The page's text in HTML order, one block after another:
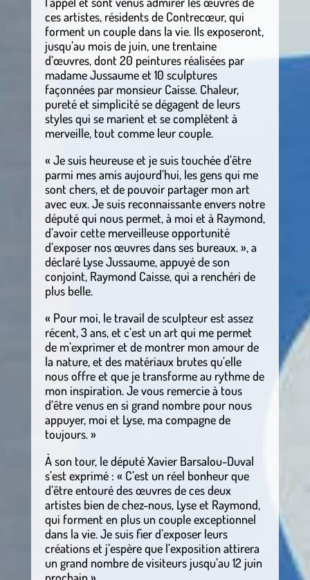
ces artistes, résidents de Contrecœur, qui
forment un couple dans la vie. Ils exposeront,
jusqu’au mois de juin, une trentaine
d’œuvres, dont 20 peintures réalisées par
madame Jussaume et 10 sculptures
façonnées par monsieur Caisse. Chaleur,
pureté et simplicité se dégagent de leurs
styles qui se marient et se complètent à
merveille, tout comme leur couple.
« Je suis heureuse et je suis touchée d’être
parmi mes amis aujourd’hui, les gens qui me
sont chers, et de pouvoir partager mon art
avec eux. Je suis reconnaissante envers notre
député qui nous permet, à moi et à Raymond,
d’avoir cette merveilleuse opportunité
d’exposer nos œuvres dans ses bureaux. », a
déclaré Lyse Jussaume, appuyé de son
conjoint, Raymond Caisse, qui a renchéri de
plus belle.
« Pour moi, le travail de sculpteur est assez
récent, 3 ans, et c’est un art qui me permet
de m’exprimer et de montrer mon amour de
la nature, et des matériaux brutes qu’elle
nous offre et que je transforme au rythme de
mon inspiration. Je vous remercie à tous
d’être venus en si grand nombre pour nous
appuyer, moi et Lyse, ma compagne de
toujours. »
À son tour, le député Xavier Barsalou-Duval
s’est exprimé : « C’est un réel bonheur que
d’être entouré des œuvres de ces deux
artistes bien de chez-nous, Lyse et Raymond,
qui forment en plus un couple exceptionnel
dans la vie. Je suis fier d’exposer leurs
créations et j’espère que l’exposition attirera
un grand nombre de visiteurs jusqu’au 12 juin